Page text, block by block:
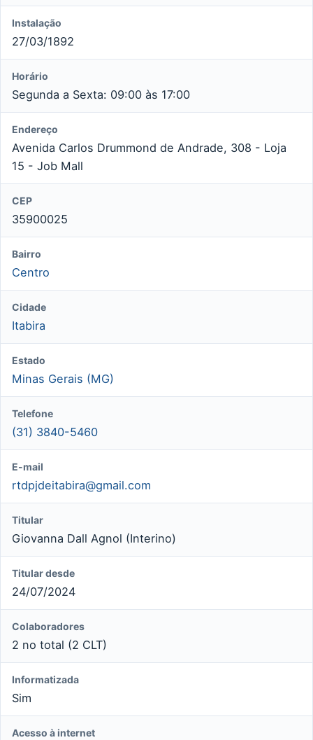
Instalação
27/03/1892
Horário
Segunda a Sexta: 09:00 às 17:00
Endereço
Avenida Carlos Drummond de Andrade, 308 - Loja
15 - Job Mall
CEP
35900025
Bairro
Centro
Cidade
Itabira
Estado
Minas Gerais (MG)
Telefone
(31) 3840-5460
E-mail
rtdpjdeitabira@gmail.com
Titular
Giovanna Dall Agnol (Interino)
Titular desde
24/07/2024
Colaboradores
2 no total (2 CLT)
Informatizada
Sim
Acesso à internet